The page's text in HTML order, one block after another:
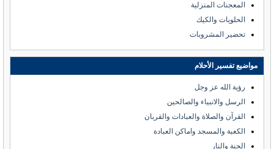
المعجنات المنزلية
الحلويات والكيك
تحضير المشروبات
مواضيع تفسير الأحلام
رؤية الله عز وجل
الرسل والانبياء والصالحين
القرآن والصلاة والعبادات والقربان
الكعبة والمسجد واماكن العبادة
الجنة والنار